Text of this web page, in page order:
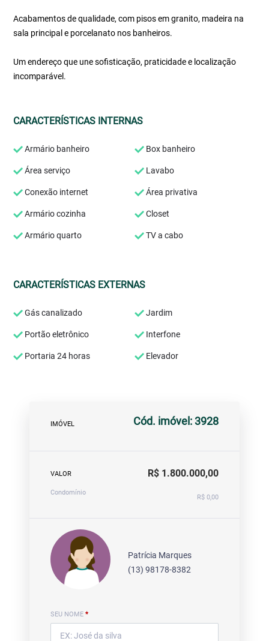
Acabamentos de qualidade, com pisos em granito, madeira na
sala principal e porcelanato nos banheiros.
Um endereço que une sofisticação, praticidade e localização
incomparável.
CARACTERÍSTICAS INTERNAS
Armário banheiro Box banheiro
Área serviço Lavabo
Conexão internet Área privativa
Armário cozinha Closet
Armário quarto TV a cabo
CARACTERÍSTICAS EXTERNAS
Gás canalizado Jardim
Portão eletrônico Interfone
Portaria 24 horas Elevador
IMÓVEL Cód. imóvel: 3928
VALOR R$ 1.800.000,00
Condomínio
R$ 0,00
Patrícia Marques
(13) 98178-8382
SEU NOME *